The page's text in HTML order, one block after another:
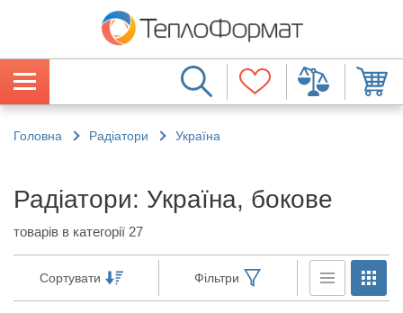
Головна Радіатори Україна
Радіатори: Україна, бокове
товарів в категорії 27
Сортувати Фільтри